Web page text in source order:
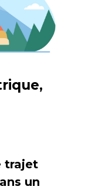
trajet
un